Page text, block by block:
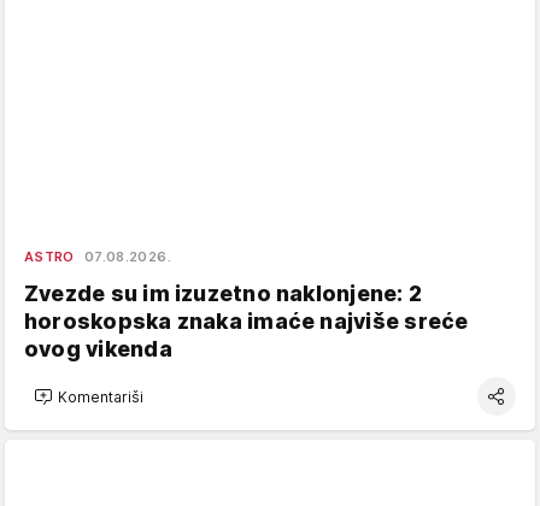
ASTRO 07.08.2026.
Zvezde su im izuzetno naklonjene: 2
horoskopska znaka imaće najviše sreće
ovog vikenda
Komentariši